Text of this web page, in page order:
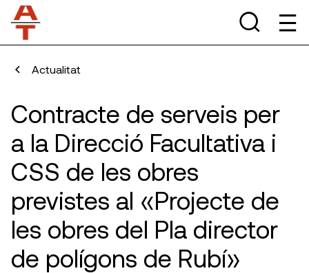
Actualitat
Contracte de serveis per
a la Direcció Facultativa i
CSS de les obres
previstes al «Projecte de
les obres del Pla director
de polígons de Rubí»